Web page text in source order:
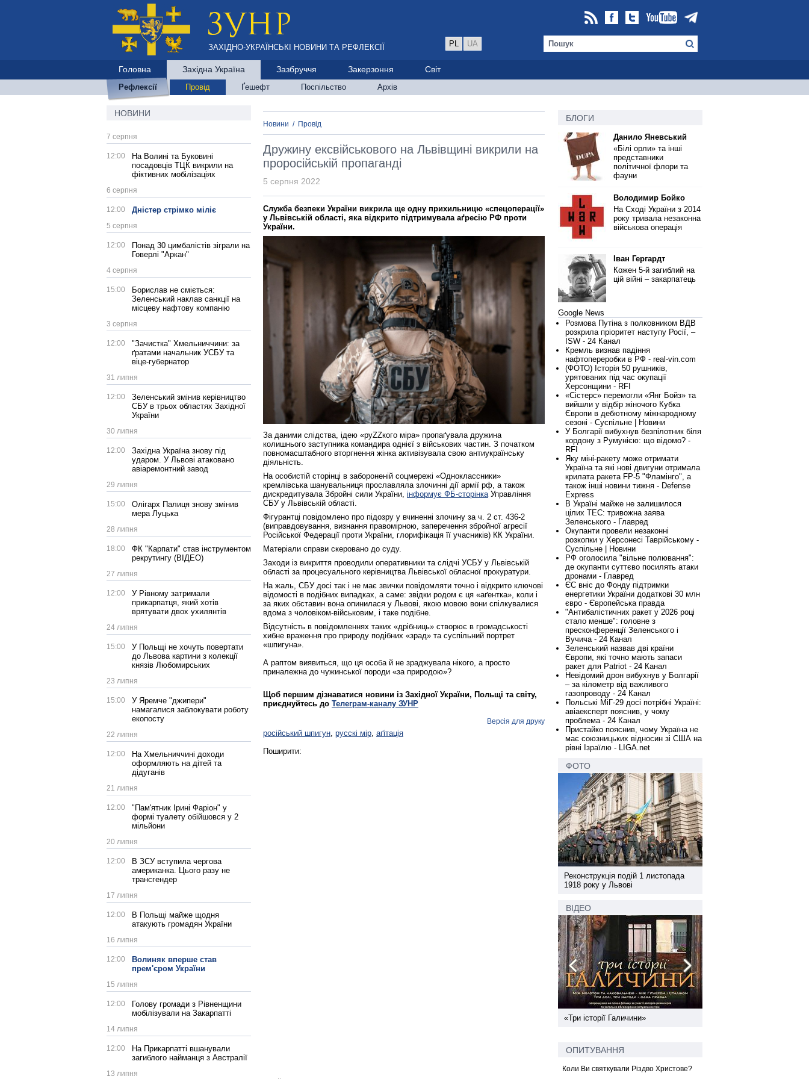
ЗАХІДНО-УКРАЇНСЬКІ НОВИНИ ТА РЕФЛЕКСІЇ PL UA
Головна Західна Україна Зазбруччя Закерзоння Світ
Рефлексії Провід Ґешефт Поспільство Архів
НОВИНИ
7 серпня
12:00
На Волині та Буковині
посадовців ТЦК викрили на
фіктивних мобілізаціях
6 серпня
12:00 Дністер стрімко міліє
5 серпня
12:00
Понад 30 цимбалістів зіграли на
Говерлі "Аркан"
4 серпня
15:00
Борислав не сміється:
Зеленський наклав санкції на
місцеву нафтову компанію
3 серпня
12:00
"Зачистка" Хмельниччини: за
ґратами начальник УСБУ та
віце-губернатор
31 липня
12:00
Зеленський змінив керівництво
СБУ в трьох областях Західної
України
30 липня
12:00
Західна Україна знову під
ударом. У Львові атаковано
авіаремонтний завод
29 липня
15:00
Олігарх Палиця знову змінив
мера Луцька
28 липня
18:00
ФК "Карпати" став інструментом
рекрутингу (ВІДЕО)
27 липня
12:00
У Рівному затримали
прикарпатця, який хотів
врятувати двох ухилянтів
24 липня
15:00
У Польщі не хочуть повертати
до Львова картини з колекції
князів Любомирських
23 липня
15:00
У Яремче "джипери"
намагалися заблокувати роботу
екопосту
22 липня
12:00
На Хмельниччині доходи
оформляють на дітей та
дідуганів
21 липня
12:00
"Пам'ятник Ірині Фаріон" у
формі туалету обійшовся у 2
мільйони
20 липня
12:00
В ЗСУ вступила чергова
американка. Цього разу не
трансгендер
17 липня
12:00
В Польщі майже щодня
атакують громадян України
16 липня
12:00
Волиняк вперше став
прем'єром України
15 липня
12:00
Голову громади з Рівненщини
мобілізували на Закарпатті
14 липня
12:00
На Прикарпатті вшанували
загиблого найманця з Австралії
13 липня
Новини / Провід
Дружину ексвійськового на Львівщині викрили на
проросійській пропаганді
5 серпня 2022
Служба безпеки України викрила ще одну прихильницю «спецоперації»
у Львівській області, яка відкрито підтримувала аґресію РФ проти
України.
За даними слідства, ідею «руZZкого міра» пропаґувала дружина
колишнього заступника командира однієї з військових частин. З початком
повномасштабного вторгнення жінка активізувала свою антиукраїнську
діяльність.
На особистій сторінці в забороненій соцмережі «Одноклассники»
кремлівська шанувальниця прославляла злочинні дії армії рф, а також
дискредитувала Збройні сили України, інформує ФБ‑сторінкаУправління
СБУ у Львівській області.
Фігурантці повідомлено про підозру у вчиненні злочину за ч. 2 ст. 436-2
(виправдовування, визнання правомірною, заперечення збройної агресії
Російської Федерації проти України, глорифікація її учасників) КК України.
Матеріали справи скеровано до суду.
Заходи із викриття проводили оперативники та слідчі УСБУ у Львівській
області за процесуального керівництва Львівської обласної прокуратури.
На жаль, СБУ досі так і не має звички повідомляти точно і відкрито ключові
відомості в подібних випадках, а саме: звідки родом є ця «аґентка», коли і
за яких обставин вона опинилася у Львові, якою мовою вони спілкувалися
вдома з чоловіком‑військовим, і таке подібне.
Відсутність в повідомленнях таких «дрібниць» створює в громадськості
хибне враження про природу подібних «зрад» та суспільний портрет
«шпигуна».
А раптом виявиться, що ця особа й не зраджувала нікого, а просто
приналежна до чужинської породи «за природою»?
Щоб першим дізнаватися новини із Західної України, Польщі та світу,
приєднуйтесь до Телеграм-каналу ЗУНР
Версія для друку
російський шпигун, русскі мір, аґітація
Поширити:
БЛОГИ
Данило Яневський
«Білі орли» та інші
представники
політичної флори та
фауни
Володимир Бойко
На Сході України з 2014
року тривала незаконна
військова операція
Іван Гергардт
Кожен 5-й загиблий на
цій війні – закарпатець
Google News
Розмова Путіна з полковником ВДВ
розкрила пріоритет наступу Росії, –
ISW - 24 Канал
Кремль визнав падіння
нафтопереробки в РФ - real-vin.com
(ФОТО) Історія 50 рушників,
урятованих під час окупації
Херсонщини - RFI
«Сістерс» перемогли «Янг Бойз» та
вийшли у відбір жіночого Кубка
Європи в дебютному міжнародному
сезоні - Суспільне | Новини
У Болгарії вибухнув безпілотник біля
кордону з Румунією: що відомо? -
RFI
Яку міні-ракету може отримати
Україна та які нові двигуни отримала
крилата ракета FP-5 "Фламінго", а
також інші новини тижня - Defense
Express
В Україні майже не залишилося
цілих ТЕС: тривожна заява
Зеленського - Главред
Окупанти провели незаконні
розкопки у Херсонесі Таврійському -
Суспільне | Новини
РФ оголосила "вільне полювання":
де окупанти суттєво посилять атаки
дронами - Главред
ЄС вніс до Фонду підтримки
енергетики України додаткові 30 млн
євро - Європейська правда
"Антибалістичних ракет у 2026 році
стало менше": головне з
пресконференції Зеленського і
Вучича - 24 Канал
Зеленський назвав дві країни
Європи, які точно мають запаси
ракет для Patriot - 24 Канал
Невідомий дрон вибухнув у Болгарії
– за кілометр від важливого
газопроводу - 24 Канал
Польські МіГ-29 досі потрібні Україні:
авіаексперт пояснив, у чому
проблема - 24 Канал
Пристайко пояснив, чому Україна не
має союзницьких відносин зі США на
рівні Ізраїлю - LIGA.net
ФОТО
Реконструкція подій 1 листопада
1918 року у Львові
ВІДЕО
«Три історії Галичини»
ОПИТУВАННЯ
Коли Ви святкували Різдво Христове?